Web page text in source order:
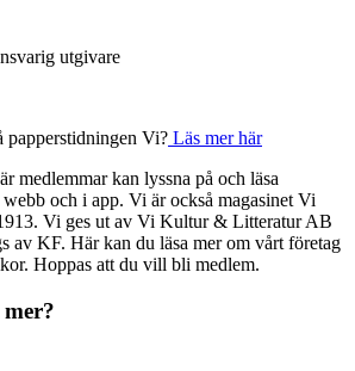
utgivare
papperstidningen Vi? Läs mer här
medlemmar kan lyssna på och läsa
och i app. Vi är också magasinet Vi
Vi ges ut av Vi Kultur & Litteratur AB
av KF. Här kan du läsa mer om vårt företag
Hoppas att du vill bli medlem.